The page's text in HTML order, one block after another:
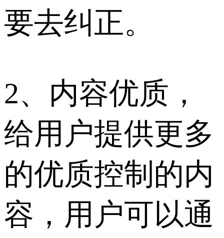
要去纠正。
2、内容优质，
给用户提供更多
的优质控制的内
容，用户可以通